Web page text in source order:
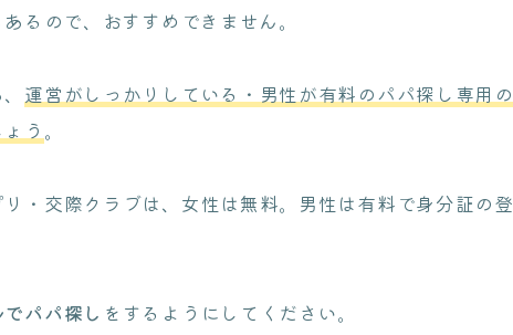
るので、おすすめできません。
運営がしっかりしている・男性が有料のパパ探し専用の
う 。
・交際クラブは、女性は無料。男性は有料で身分証の登
パパ探し をするようにしてください。